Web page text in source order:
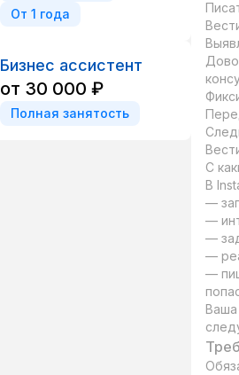
От 1 года
Бизнес ассистент
от 30 000 ₽
Полная занятость
С
В
—
—
—
—
—
Ваша